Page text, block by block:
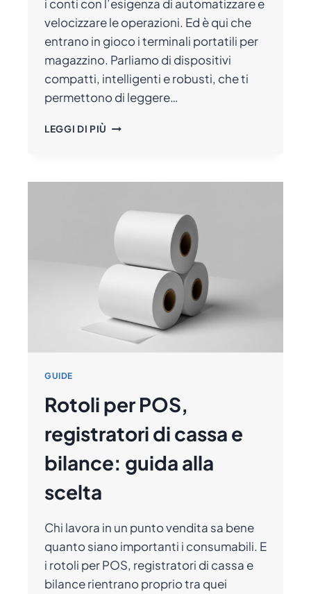
i conti con l’esigenza di automatizzare e
velocizzare le operazioni. Ed è qui che
entrano in gioco i terminali portatili per
magazzino. Parliamo di dispositivi
compatti, intelligenti e robusti, che ti
permettono di leggere…
LEGGI DI PIÙ TERMINALI
COSA
COME
GUIDE
Rotoli per POS,
registratori di cassa e
bilance: guida alla
scelta
Chi lavora in un punto vendita sa bene
quanto siano importanti i consumabili. E
i rotoli per POS, registratori di cassa e
bilance rientrano proprio tra quei